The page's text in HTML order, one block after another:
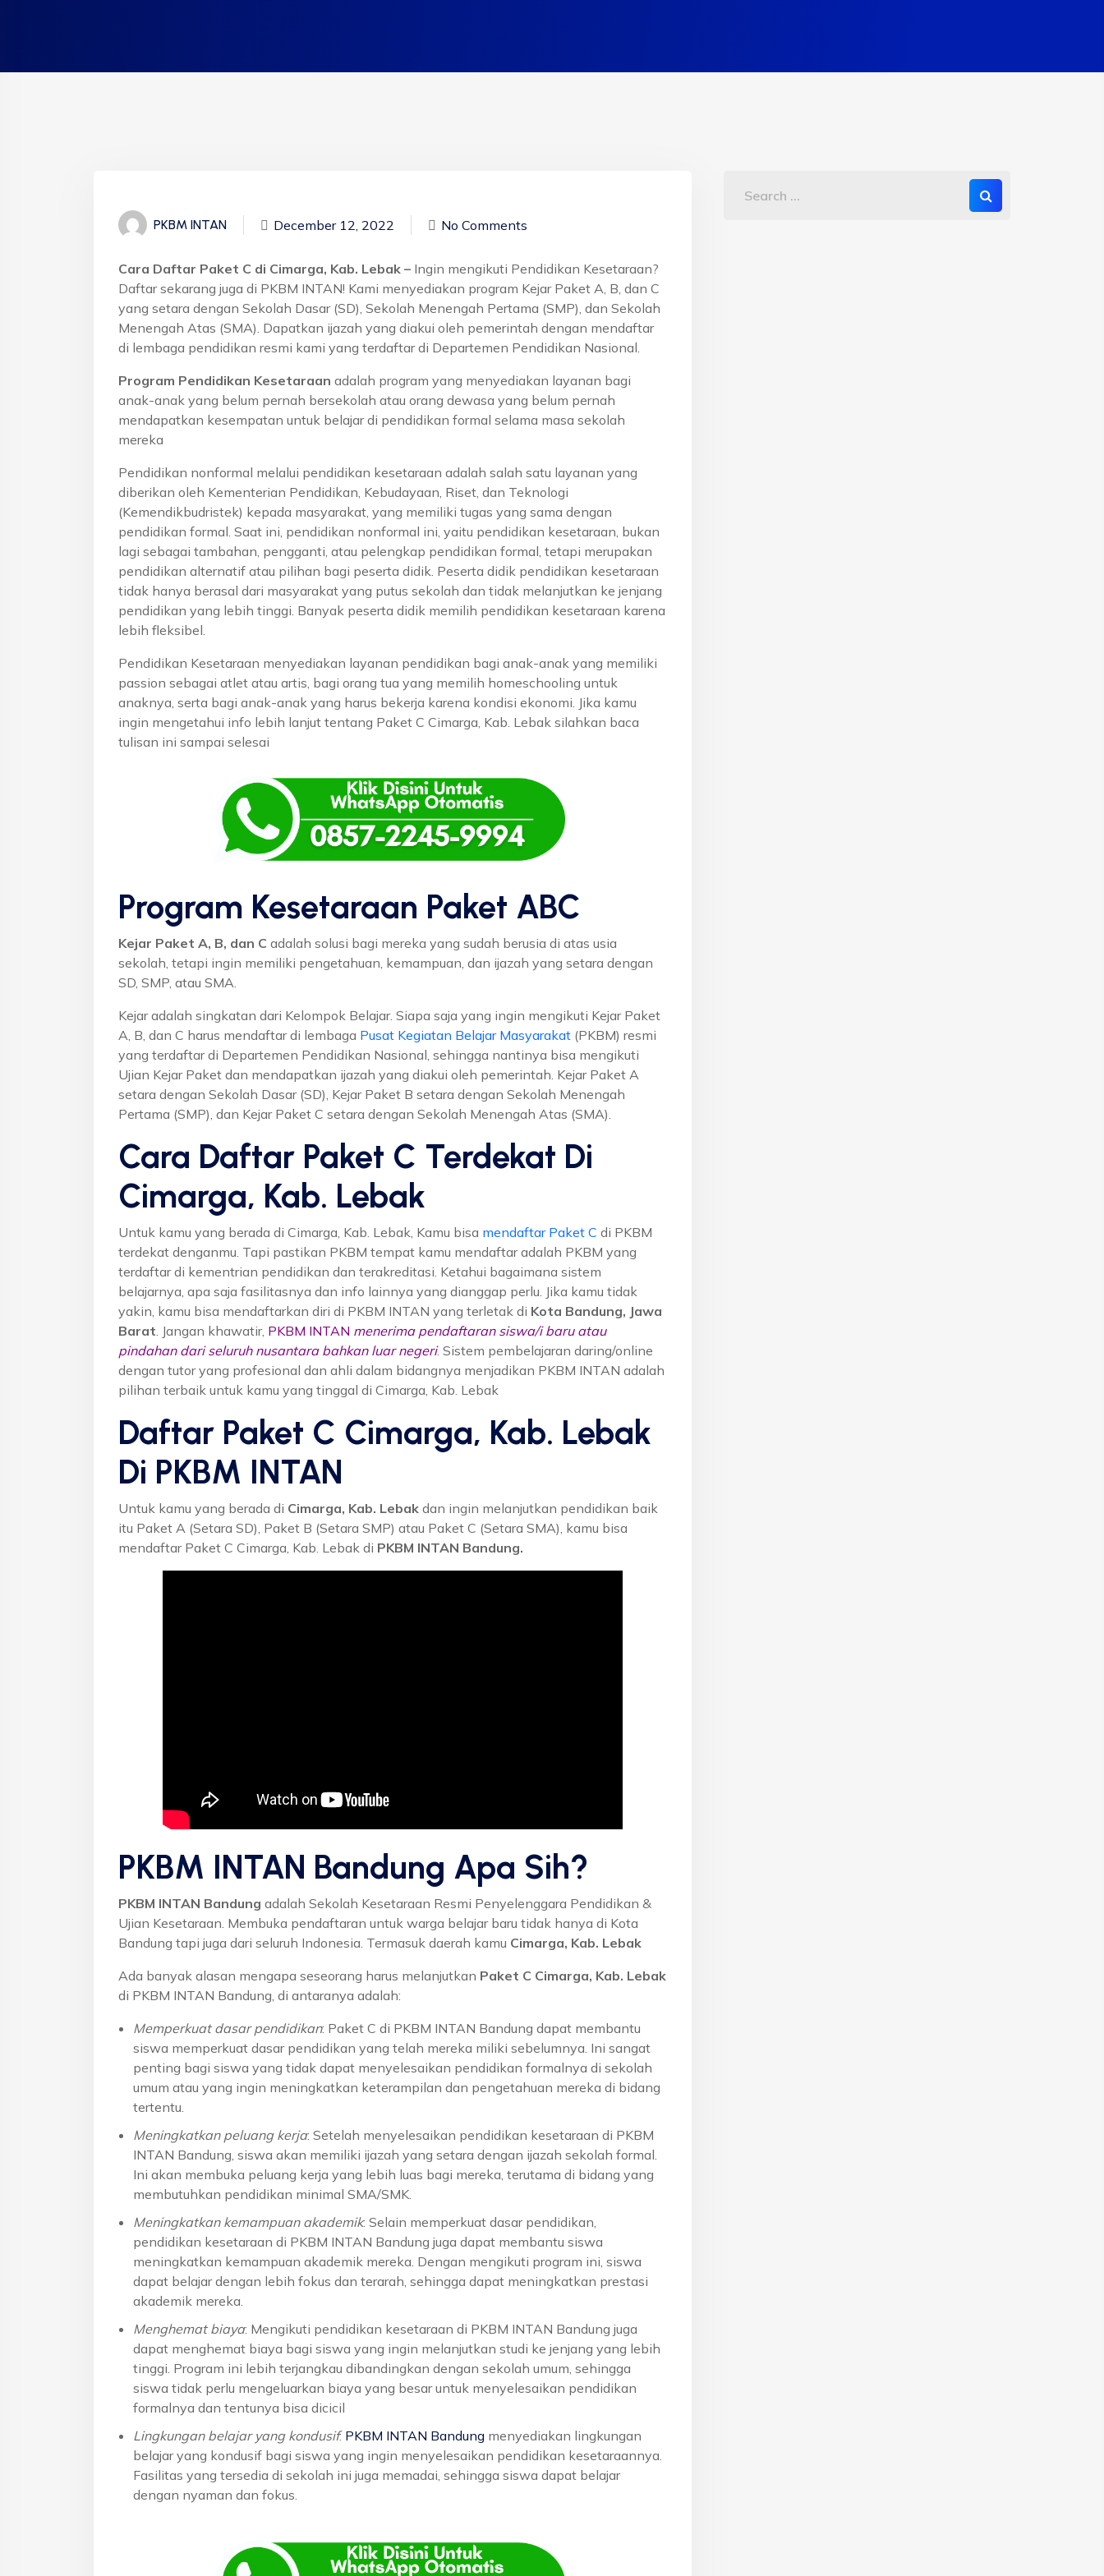
PKBM INTAN December 12, 2022 No Comments
Cara Daftar Paket C di Cimarga, Kab. Lebak – Ingin mengikuti Pendidikan Kesetaraan?
Daftar sekarang juga di PKBM INTAN! Kami menyediakan program Kejar Paket A, B, dan C
yang setara dengan Sekolah Dasar (SD), Sekolah Menengah Pertama (SMP), dan Sekolah
Menengah Atas (SMA). Dapatkan ijazah yang diakui oleh pemerintah dengan mendaftar
di lembaga pendidikan resmi kami yang terdaftar di Departemen Pendidikan Nasional.
Program Pendidikan Kesetaraan adalah program yang menyediakan layanan bagi
anak-anak yang belum pernah bersekolah atau orang dewasa yang belum pernah
mendapatkan kesempatan untuk belajar di pendidikan formal selama masa sekolah
mereka
Pendidikan nonformal melalui pendidikan kesetaraan adalah salah satu layanan yang
diberikan oleh Kementerian Pendidikan, Kebudayaan, Riset, dan Teknologi
(Kemendikbudristek) kepada masyarakat, yang memiliki tugas yang sama dengan
pendidikan formal. Saat ini, pendidikan nonformal ini, yaitu pendidikan kesetaraan, bukan
lagi sebagai tambahan, pengganti, atau pelengkap pendidikan formal, tetapi merupakan
pendidikan alternatif atau pilihan bagi peserta didik. Peserta didik pendidikan kesetaraan
tidak hanya berasal dari masyarakat yang putus sekolah dan tidak melanjutkan ke jenjang
pendidikan yang lebih tinggi. Banyak peserta didik memilih pendidikan kesetaraan karena
lebih fleksibel.
Pendidikan Kesetaraan menyediakan layanan pendidikan bagi anak-anak yang memiliki
passion sebagai atlet atau artis, bagi orang tua yang memilih homeschooling untuk
anaknya, serta bagi anak-anak yang harus bekerja karena kondisi ekonomi. Jika kamu
ingin mengetahui info lebih lanjut tentang Paket C Cimarga, Kab. Lebak silahkan baca
tulisan ini sampai selesai
Program Kesetaraan Paket ABC
Kejar Paket A, B, dan C adalah solusi bagi mereka yang sudah berusia di atas usia
sekolah, tetapi ingin memiliki pengetahuan, kemampuan, dan ijazah yang setara dengan
SD, SMP, atau SMA.
Kejar adalah singkatan dari Kelompok Belajar. Siapa saja yang ingin mengikuti Kejar Paket
A, B, dan C harus mendaftar di lembaga Pusat Kegiatan Belajar Masyarakat (PKBM) resmi
yang terdaftar di Departemen Pendidikan Nasional, sehingga nantinya bisa mengikuti
Ujian Kejar Paket dan mendapatkan ijazah yang diakui oleh pemerintah. Kejar Paket A
setara dengan Sekolah Dasar (SD), Kejar Paket B setara dengan Sekolah Menengah
Pertama (SMP), dan Kejar Paket C setara dengan Sekolah Menengah Atas (SMA).
Cara Daftar Paket C Terdekat Di
Cimarga, Kab. Lebak
Untuk kamu yang berada di Cimarga, Kab. Lebak, Kamu bisa mendaftar Paket C di PKBM
terdekat denganmu. Tapi pastikan PKBM tempat kamu mendaftar adalah PKBM yang
terdaftar di kementrian pendidikan dan terakreditasi. Ketahui bagaimana sistem
belajarnya, apa saja fasilitasnya dan info lainnya yang dianggap perlu. Jika kamu tidak
yakin, kamu bisa mendaftarkan diri di PKBM INTAN yang terletak di Kota Bandung, Jawa
Barat. Jangan khawatir, PKBM INTAN menerima pendaftaran siswa/i baru atau
pindahan dari seluruh nusantara bahkan luar negeri. Sistem pembelajaran daring/online
dengan tutor yang profesional dan ahli dalam bidangnya menjadikan PKBM INTAN adalah
pilihan terbaik untuk kamu yang tinggal di Cimarga, Kab. Lebak
Daftar Paket C Cimarga, Kab. Lebak
Di PKBM INTAN
Untuk kamu yang berada di Cimarga, Kab. Lebak dan ingin melanjutkan pendidikan baik
itu Paket A (Setara SD), Paket B (Setara SMP) atau Paket C (Setara SMA), kamu bisa
mendaftar Paket C Cimarga, Kab. Lebak di PKBM INTAN Bandung.
PKBM INTAN Bandung Apa Sih?
PKBM INTAN Bandung adalah Sekolah Kesetaraan Resmi Penyelenggara Pendidikan &
Ujian Kesetaraan. Membuka pendaftaran untuk warga belajar baru tidak hanya di Kota
Bandung tapi juga dari seluruh Indonesia. Termasuk daerah kamu Cimarga, Kab. Lebak
Ada banyak alasan mengapa seseorang harus melanjutkan Paket C Cimarga, Kab. Lebak
di PKBM INTAN Bandung, di antaranya adalah:
Memperkuat dasar pendidikan: Paket C di PKBM INTAN Bandung dapat membantu
siswa memperkuat dasar pendidikan yang telah mereka miliki sebelumnya. Ini sangat
penting bagi siswa yang tidak dapat menyelesaikan pendidikan formalnya di sekolah
umum atau yang ingin meningkatkan keterampilan dan pengetahuan mereka di bidang
tertentu.
Meningkatkan peluang kerja: Setelah menyelesaikan pendidikan kesetaraan di PKBM
INTAN Bandung, siswa akan memiliki ijazah yang setara dengan ijazah sekolah formal.
Ini akan membuka peluang kerja yang lebih luas bagi mereka, terutama di bidang yang
membutuhkan pendidikan minimal SMA/SMK.
Meningkatkan kemampuan akademik: Selain memperkuat dasar pendidikan,
pendidikan kesetaraan di PKBM INTAN Bandung juga dapat membantu siswa
meningkatkan kemampuan akademik mereka. Dengan mengikuti program ini, siswa
dapat belajar dengan lebih fokus dan terarah, sehingga dapat meningkatkan prestasi
akademik mereka.
Menghemat biaya: Mengikuti pendidikan kesetaraan di PKBM INTAN Bandung juga
dapat menghemat biaya bagi siswa yang ingin melanjutkan studi ke jenjang yang lebih
tinggi. Program ini lebih terjangkau dibandingkan dengan sekolah umum, sehingga
siswa tidak perlu mengeluarkan biaya yang besar untuk menyelesaikan pendidikan
formalnya dan tentunya bisa dicicil
Lingkungan belajar yang kondusif: PKBM INTAN Bandung menyediakan lingkungan
belajar yang kondusif bagi siswa yang ingin menyelesaikan pendidikan kesetaraannya.
Fasilitas yang tersedia di sekolah ini juga memadai, sehingga siswa dapat belajar
dengan nyaman dan fokus.